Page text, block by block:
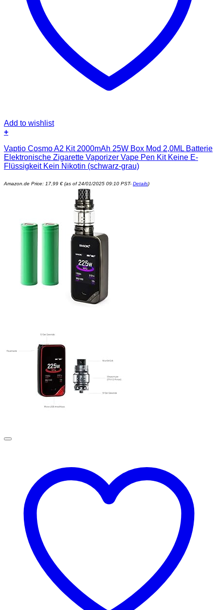
Add to wishlist
+
Vaptio Cosmo A2 Kit 2000mAh 25W Box Mod 2,0ML Batterie
Elektronische Zigarette Vaporizer Vape Pen Kit Keine E-
Flüssigkeit Kein Nikotin (schwarz-grau)
Amazon.de Price: 17,99 € (as of 24/01/2025 09:10 PST- Details)